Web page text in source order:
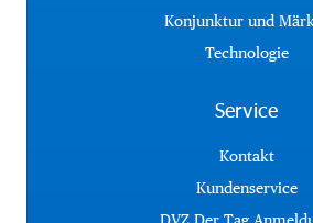
Konjunktur und
Technologie
Service
Kontakt
Kundenservice